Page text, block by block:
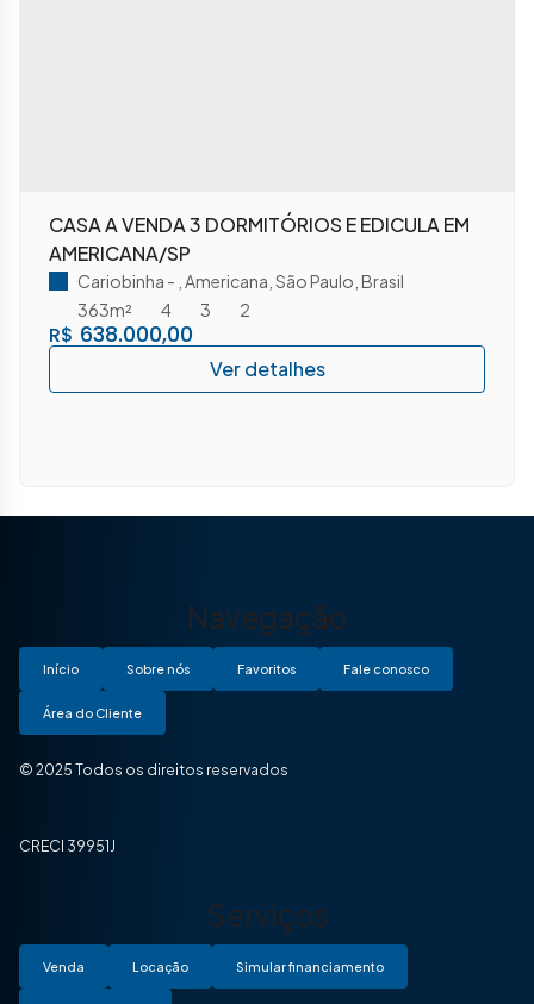
CASA A VENDA 3 DORMITÓRIOS E EDICULA EM
AMERICANA/SP
R$ 638.000,00
Cariobinha Americana São Paulo Brasil
4
3
363m² 2
Navegação
Início Sobre nós Favoritos Fale conosco
Área do Cliente
© 2025 Todos os direitos reservados
CRECI 39951J
Serviços
Venda Locação Simular financiamento